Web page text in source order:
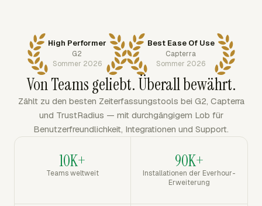
High Performer
G2
Sommer 2026
Best Ease Of Use
Capterra
Sommer 2026
Von Teams geliebt. Überall bewährt.
Zählt zu den besten Zeiterfassungstools bei G2, Capterra
und TrustRadius — mit durchgängigem Lob für
Benutzerfreundlichkeit, Integrationen und Support.
10K+
Teams weltweit
90K+
Installationen der Everhour-
Erweiterung